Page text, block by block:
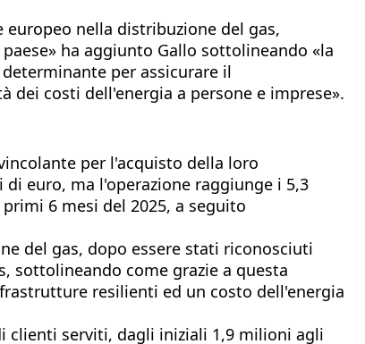
europeo nella distribuzione del gas,
ha aggiunto Gallo sottolineando «la
per assicurare il
costi dell'energia a persone e imprese».
per l'acquisto della loro
euro, ma l'operazione raggiunge i 5,3
6 mesi del 2025, a seguito
del gas, dopo essere stati riconosciuti
sottolineando come grazie a questa
resilienti ed un costo dell'energia
clienti serviti, dagli iniziali 1,9 milioni agli